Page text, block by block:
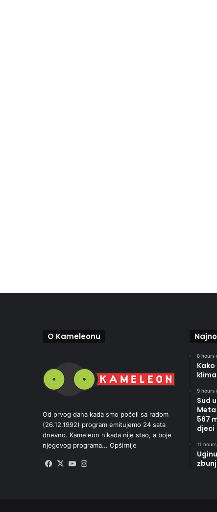
O Kameleonu
Od prvog dana kada smo počeli sa radom
(26.12.1992) program emitujemo 24 sata
dnevno. Kameleon nikada nije stao, a boje
njegovog programa... Opširnije
Facebook
X YouTube
8 hours
9 hours
Sud
567
djeci
11